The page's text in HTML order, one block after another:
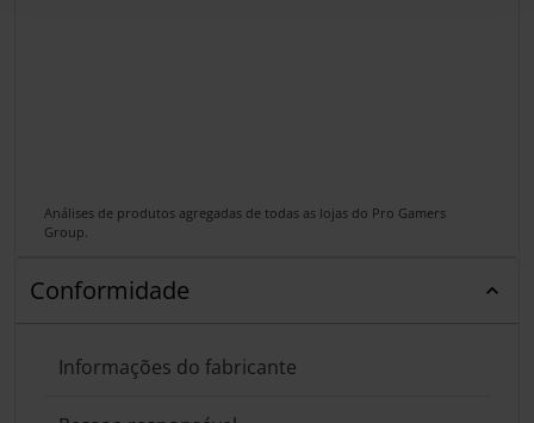
Análises de produtos agregadas de todas as lojas do Pro Gamers
Group.
Conformidade
Informações do fabricante